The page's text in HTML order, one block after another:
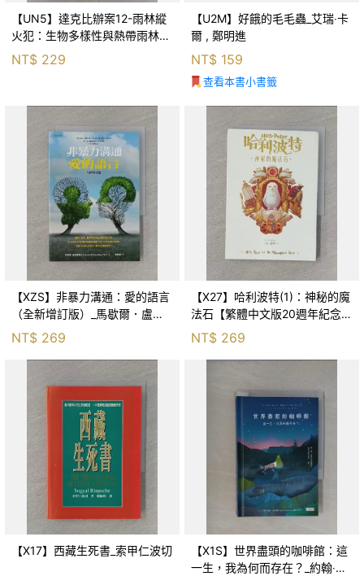
【UN5】達克比辦案12-雨林縱
火犯：生物多樣性與熱帶雨林生
態系_柯智元
NT$ 229
【U2M】好餓的毛毛蟲_艾瑞‧卡
爾 , 鄭明進
NT$ 159
查看本書小書籤
【XZS】非暴力溝通：愛的語言
（全新增訂版）_馬歇爾．盧森
堡, 蕭寶森
NT$ 269
【X27】哈利波特(1)：神秘的魔
法石【繁體中文版20週年紀念】
NT$ 269
【X17】西藏生死書_索甲仁波切
【X1S】世界盡頭的咖啡館：這
一生，我為何而存在？_約翰‧史